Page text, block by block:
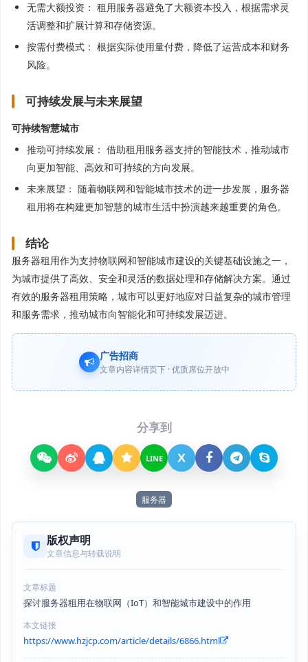
无需大额投资： 租用服务器避免了大额资本投入，根据需求灵
活调整和扩展计算和存储资源。
按需付费模式： 根据实际使用量付费，降低了运营成本和财务
风险。
可持续发展与未来展望
可持续智慧城市
推动可持续发展： 借助租用服务器支持的智能技术，推动城市
向更加智能、高效和可持续的方向发展。
未来展望： 随着物联网和智能城市技术的进一步发展，服务器
租用将在构建更加智慧的城市生活中扮演越来越重要的角色。
结论
服务器租用作为支持物联网和智能城市建设的关键基础设施之一，
为城市提供了高效、安全和灵活的数据处理和存储解决方案。通过
有效的服务器租用策略，城市可以更好地应对日益复杂的城市管理
和服务需求，推动城市向智能化和可持续发展迈进。
广告招商
文章内容详情页下 · 优质席位开放中
分享到
LINE X
服务器
版权声明
文章信息与转载说明
文章标题
探讨服务器租用在物联网（IoT）和智能城市建设中的作用
本文链接
https://www.hzjcp.com/article/details/6866.html